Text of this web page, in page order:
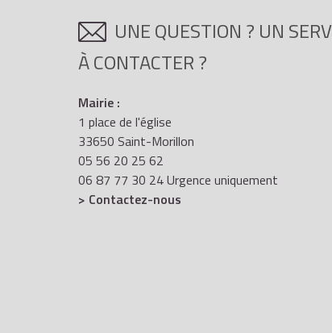
UNE QUESTION ? UN
À CONTACTER ?
Mairie :
1 place de l'église
33650 Saint-Morillon
05 56 20 25 62
06 87 77 30 24 Urgence uniquement
> Contactez-nous